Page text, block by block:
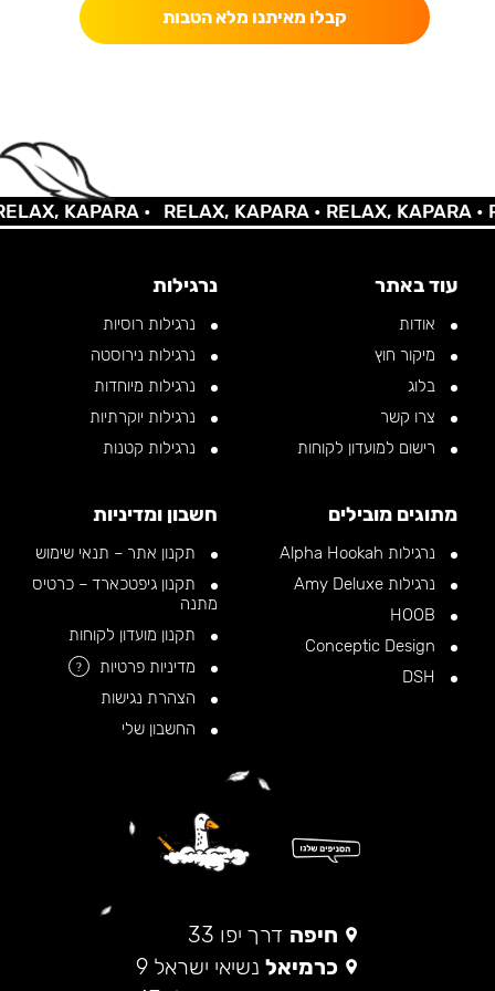
קבלו מאיתנו מלא הטבות
KAPARA • RELAX, KAPARA •RELAX, KAPARA •
עוד באתר
אודות
מיקור חוץ
בלוג
צרו קשר
רישום למועדון לקוחות
נרגילות
נרגילות רוסיות
נרגילות נירוסטה
נרגילות מיוחדות
נרגילות יוקרתיות
נרגילות קטנות
מתוגים מובילים
נרגילות Alpha Hookah
נרגילות Amy Deluxe
חשבון ומדיניות
תקנון אתר – תנאי שימוש
תקנון גיפטכארד – כרטיס
מתנה
תקנון מועדון לקוחות
מדיניות פרטיות
?
הצהרת נגישות
החשבון שלי
חיפה דרך יפו 33
כרמיאל נשיאי ישראל 9